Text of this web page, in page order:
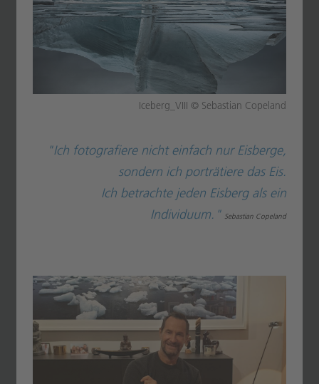
Iceberg_VIII © Sebastian Copeland
"Ich fotografiere nicht einfach nur Eisberge,
sondern ich porträtiere das Eis.
Ich betrachte jeden Eisberg als ein
Individuum." Sebastian Copeland